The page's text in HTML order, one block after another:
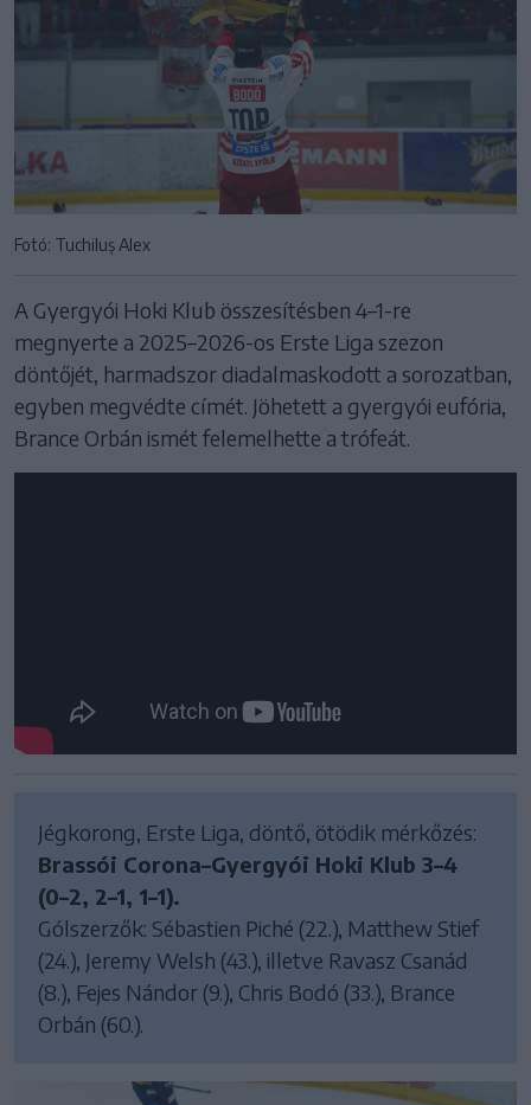
Fotó: Tuchiluș Alex
A Gyergyói Hoki Klub összesítésben 4–1-re
megnyerte a 2025–2026-os Erste Liga szezon
döntőjét, harmadszor diadalmaskodott a sorozatban,
egyben megvédte címét. Jöhetett a gyergyói eufória,
Brance Orbán ismét felemelhette a trófeát.
Jégkorong, Erste Liga, döntő, ötödik mérkőzés:
Brassói Corona–Gyergyói Hoki Klub 3–4
(0–2, 2–1, 1–1).
Gólszerzők: Sébastien Piché (22.), Matthew Stief
(24.), Jeremy Welsh (43.), illetve Ravasz Csanád
(8.), Fejes Nándor (9.), Chris Bodó (33.), Brance
Orbán (60.).